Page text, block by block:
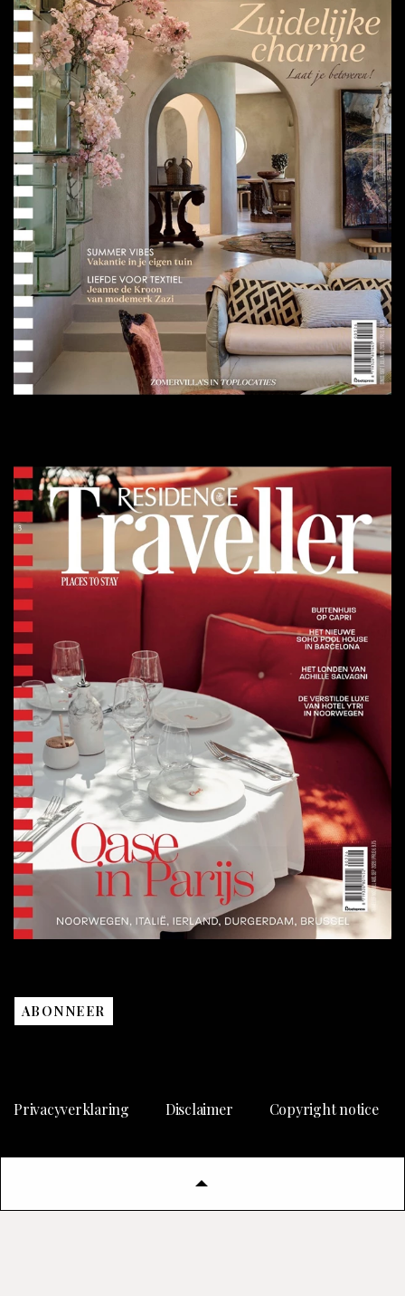
ABONNEER
Privacyverklaring Disclaimer Copyright notice